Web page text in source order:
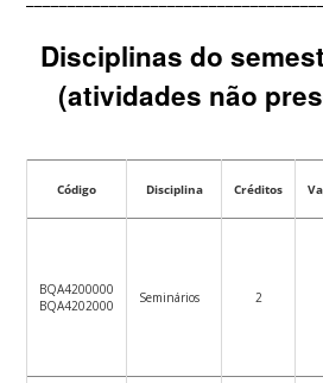
Disciplinas do
(atividades não
Código Disciplina Créditos
BQA4200000
BQA4202000
Seminários 2